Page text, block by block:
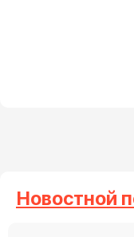
Новостной